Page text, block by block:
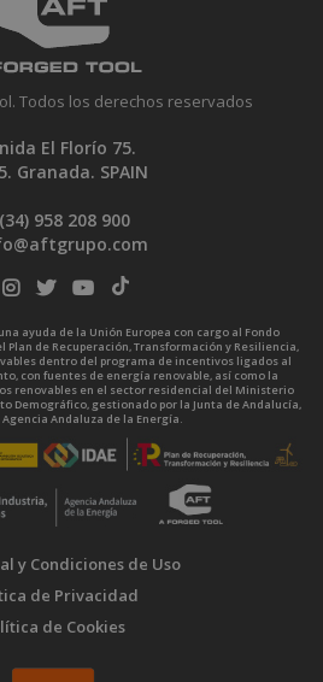
Todos los derechos reservados
El Florío 75.
Granada. SPAIN
958 208 900
ayuda de la Unión Europea con cargo al Fondo
Plan de Recuperación, Transformación y Resiliencia,
dentro del programa de incentivos ligados al
con fuentes de energía renovable, así como la
renovables en el sector residencial del Ministerio
Demográfico, gestionado por la Junta de Andalucía,
Andaluza de la Energía.
y Condiciones de Uso
de Privacidad
de Cookies